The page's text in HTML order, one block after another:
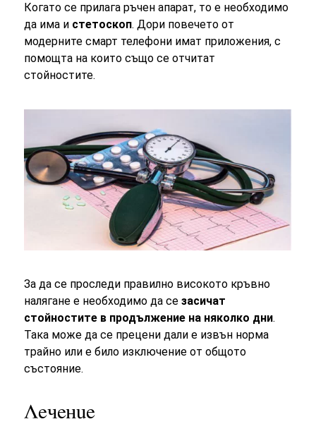
Когато се прилага ръчен апарат, то е необходимо
да има и стетоскоп. Дори повечето от
модерните смарт телефони имат приложения, с
помощта на които също се отчитат
стойностите.
За да се проследи правилно високото кръвно
налягане е необходимо да сезасичат
стойностите в продължение на няколко дни.
Така може да се прецени дали е извън норма
трайно или е било изключение от общото
състояние.
Лечение